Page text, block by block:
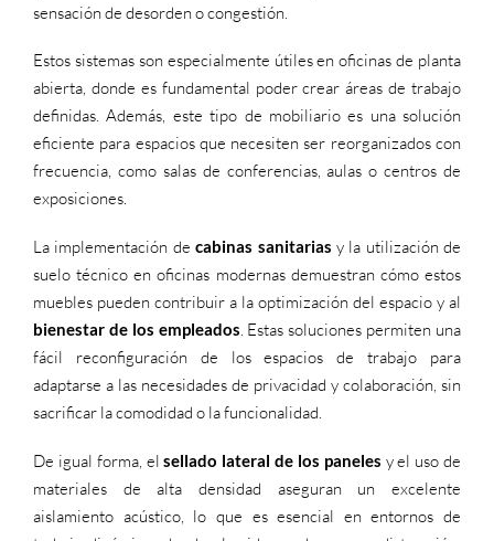
sensación de desorden o congestión.
Estos sistemas son especialmente útiles en oficinas de planta
abierta, donde es fundamental poder crear áreas de trabajo
definidas. Además, este tipo de mobiliario es una solución
eficiente para espacios que necesiten ser reorganizados con
frecuencia, como salas de conferencias, aulas o centros de
exposiciones.
La implementación decabinas sanitarias y la utilización de
suelo técnico en oficinas modernas demuestran cómo estos
muebles pueden contribuir a la optimización del espacio y al
bienestar de los empleados. Estas soluciones permiten una
fácil reconfiguración de los espacios de trabajo para
adaptarse a las necesidades de privacidad y colaboración, sin
sacrificar la comodidad o la funcionalidad.
De igual forma, elsellado lateral de los paneles y el uso de
materiales de alta densidad aseguran un excelente
aislamiento acústico, lo que es esencial en entornos de